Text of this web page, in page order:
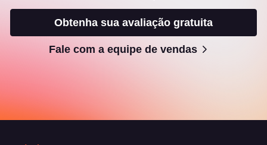
Obtenha sua avaliação gratuita
Fale com a equipe de vendas